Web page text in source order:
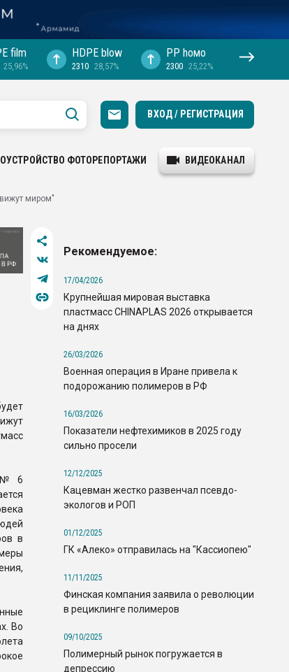
film
25,96%
HDPE blow
2310 28,57%
PP hомо
2300 25,22%
ВХОД / РЕГИСТРАЦИЯ
ФОТОРЕПОРТАЖИ ВИДЕОКАНАЛ
миром"
№6
в
Во
Рекомендуемое:
17/04/2026
Крупнейшая мировая выставка
пластмасс CHINAPLAS 2026 открывается
на днях
26/03/2026
Военная операция в Иране привела к
подорожанию полимеров в РФ
16/03/2026
Показатели нефтехимиков в 2025 году
сильно просели
12/12/2025
Кацевман жестко развенчал псевдо-
экологов и РОП
01/12/2025
ГК «Алеко» отправилась на "Кассиопею"
11/11/2025
Финская компания заявила о революции
в рециклинге полимеров
09/10/2025
Полимерный рынок погружается в
депрессию